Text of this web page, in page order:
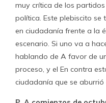
muy crítica de los
política. Este plebiscito
en ciudadanía frente a la
escenario. Si uno va a
hablando de A favor de
proceso, y el En contra
ciudadanía que se